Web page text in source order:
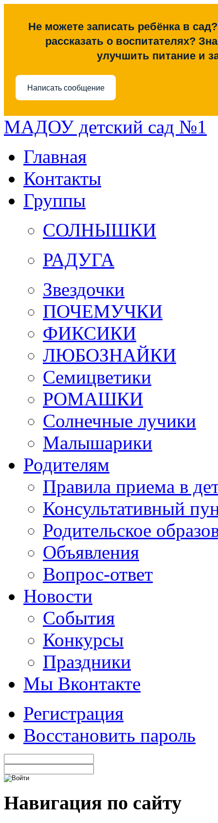
Не можете записать ребёнка в
рассказать о воспитателях?
улучшить питание и
Написать сообщение
МАДОУ детский сад №1
Главная
Контакты
Группы
СОЛНЫШКИ
РАДУГА
Звездочки
ПОЧЕМУЧКИ
ФИКСИКИ
ЛЮБОЗНАЙКИ
Семицветики
РОМАШКИ
Солнечные лучики
Малышарики
Родителям
Правила приема в
Консультативный
Родительское
Объявления
Вопрос-ответ
Новости
События
Конкурсы
Праздники
Мы Вконтакте
Регистрация
Восстановить пароль
Навигация по сайту